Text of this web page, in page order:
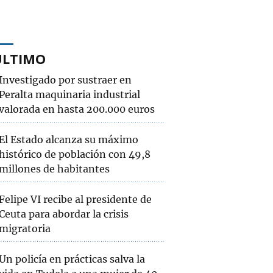
por sustraer en
maquinaria industrial
en hasta 200.000 euros
Estado alcanza su máximo
de población con 49,8
de habitantes
VI recibe al presidente de
para abordar la crisis
policía en prácticas salva la